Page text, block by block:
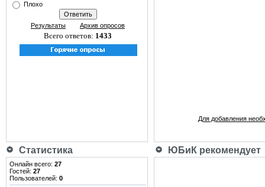
Плохо
Результаты Архив опросов
Всего ответов: 1433
Для добавления
Статистика ЮБиК рекомендует
Онлайн всего: 27
Гостей: 27
Пользователей: 0